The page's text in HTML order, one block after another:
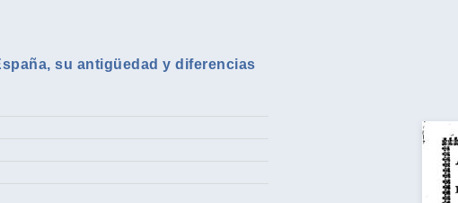
su antigüedad y diferencias